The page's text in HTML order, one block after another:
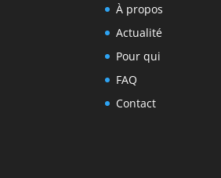
À propos
Actualité
Pour qui
FAQ
Contact